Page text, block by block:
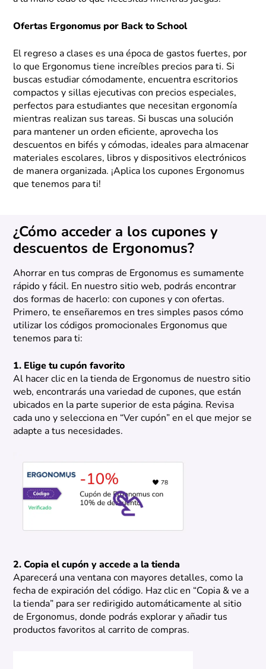
Ofertas Ergonomus por Back to School
El regreso a clases es una época de gastos fuertes, por
lo que Ergonomus tiene increíbles precios para ti. Si
buscas estudiar cómodamente, encuentra escritorios
compactos y sillas ejecutivas con precios especiales,
perfectos para estudiantes que necesitan ergonomía
mientras realizan sus tareas. Si buscas una solución
para mantener un orden eficiente, aprovecha los
descuentos en bifés y cómodas, ideales para almacenar
materiales escolares, libros y dispositivos electrónicos
de manera organizada. ¡Aplica los cupones Ergonomus
que tenemos para ti!
¿Cómo acceder a los cupones y
descuentos de Ergonomus?
Ahorrar en tus compras de Ergonomus es sumamente
rápido y fácil. En nuestro sitio web, podrás encontrar
dos formas de hacerlo: con cupones y con ofertas.
Primero, te enseñaremos en tres simples pasos cómo
utilizar los códigos promocionales Ergonomus que
tenemos para ti:
1. Elige tu cupón favorito
Al hacer clic en la tienda de Ergonomus de nuestro sitio
web, encontrarás una variedad de cupones, que están
ubicados en la parte superior de esta página. Revisa
cada uno y selecciona en “Ver cupón” en el que mejor se
adapte a tus necesidades.
2. Copia el cupón y accede a la tienda
Aparecerá una ventana con mayores detalles, como la
fecha de expiración del código. Haz clic en “Copia & ve a
la tienda” para ser redirigido automáticamente al sitio
de Ergonomus, donde podrás explorar y añadir tus
productos favoritos al carrito de compras.